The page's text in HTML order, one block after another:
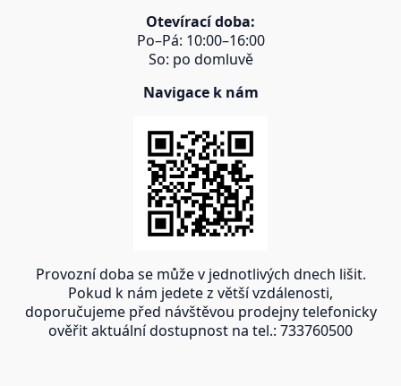
Otevírací doba:
Po–Pá: 10:00–16:00
So: po domluvě
Navigace k nám
Provozní doba se může v jednotlivých dnech lišit.
Pokud k nám jedete z větší vzdálenosti,
doporučujeme před návštěvou prodejny telefonicky
ověřit aktuální dostupnost na tel.: 733760500